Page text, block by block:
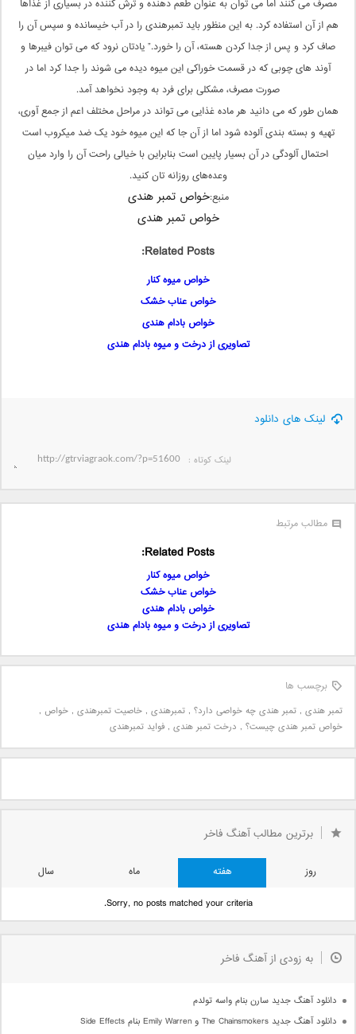
مصرف می‌ کنند اما می ‌توان به عنوان طعم‌ دهنده و ترش ‌کننده در بسیاری از غذاها
هم از آن استفاده کرد. به این منظور باید تمبرهندی را در آب خیسانده و سپس آن را
صاف کرد و پس از جدا کردن هسته، آن را خورد.” یادتان نرود که می ‌توان فیبرها و
آوند های چوبی که در قسمت خوراکی این میوه دیده می ‌شوند را جدا کرد اما در
صورت مصرف،‌ مشکلی برای فرد به وجود نخواهد آمد.
همان ‌طور که می ‌دانید هر ماده غذایی می ‌تواند در مراحل مختلف اعم از جمع ‌آوری،
تهیه و بسته ‌بندی آلوده شود اما از آن جا که این میوه خود یک ضد میکروب است
احتمال آلودگی در آن بسیار پایین است بنابراین با خیالی راحت آن را وارد میان
وعده‌های روزانه ‌تان کنید.
منبع:خواص تمبر هندی
خواص تمبر هندی
Related Posts:
خواص میوه کنار
خواص عناب خشک
خواص بادام هندی
تصاویری از درخت و میوه بادام هندی
لینک های دانلود
لینک کوتاه‌ :
مطالب مرتبط
Related Posts:
خواص میوه کنار
خواص عناب خشک
خواص بادام هندی
تصاویری از درخت و میوه بادام هندی
برچسب ها
تمبر هندی , تمبر هندی چه خواصی دارد؟ , تمبرهندی , خاصیت تمبرهندی , خواص ,
خواص تمبر هندی چیست؟ , درخت تمبر هندی , فواید تمبرهندی
برترین مطالب آهنگ فاخر
روز هفته ماه
سال
Sorry, no posts matched your criteria.
به زودی از آهنگ فاخر
دانلود آهنگ جدید سارن بنام واسه تولدم
دانلود آهنگ جدید The Chainsmokers و Emily Warren بنام Side Effects